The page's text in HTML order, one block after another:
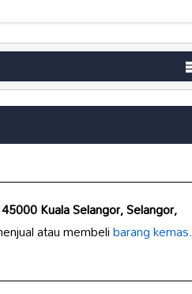
Kuala Selangor, Selangor,
atau membelibarang kemas.